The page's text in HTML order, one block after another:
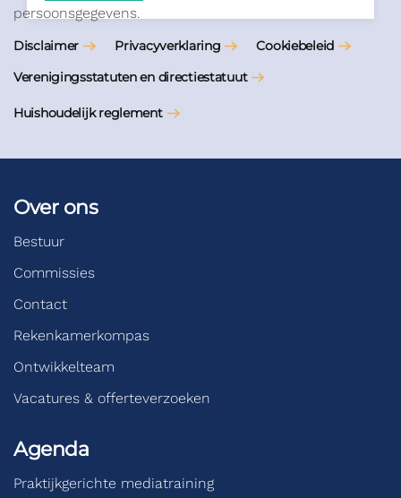
persoonsgegevens.
Disclaimer Privacyverklaring
Cookiebeleid
Verenigingsstatuten en directiestatuut
Huishoudelijk reglement
Over ons
Bestuur
Commissies
Contact
Rekenkamerkompas
Ontwikkelteam
Vacatures & offerteverzoeken
Agenda
Praktijkgerichte mediatraining